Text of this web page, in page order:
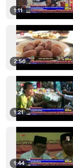
1:11
2:56
1:21
1:44